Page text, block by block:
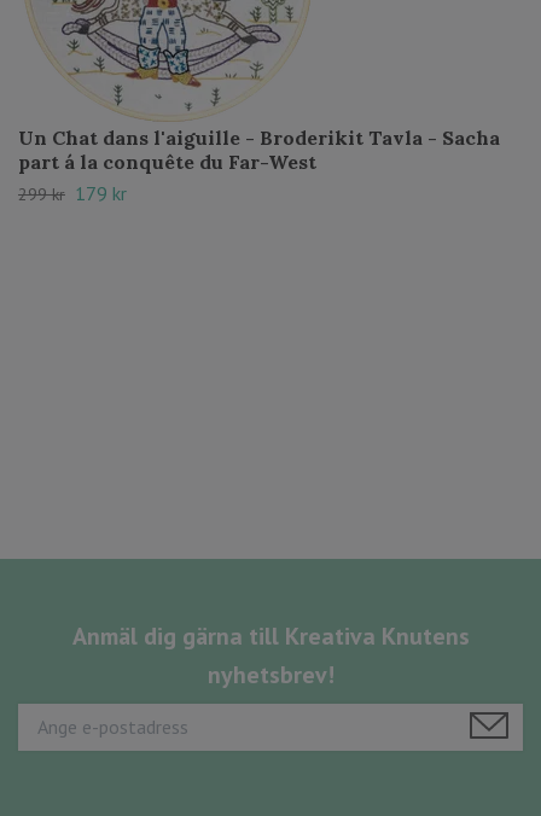
Un Chat dans l'aiguille - Broderikit Tavla - Sacha
part á la conquête du Far-West
299 kr 179 kr
Anmäl dig gärna till Kreativa Knutens
nyhetsbrev!